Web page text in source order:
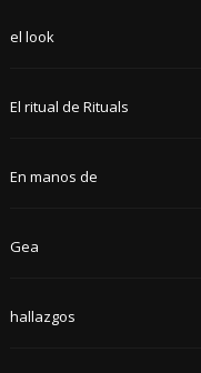
el look
El ritual de Rituals
En manos de
Gea
hallazgos